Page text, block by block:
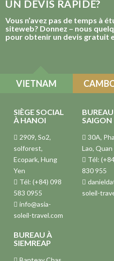
UN DEVIS RAPIDE?
Vous n’avez pas de temps à
siteweb? Donnez – nous
pour obtenir un devis gratuit
VIETNAM
SIÈGE SOCIAL
À HANOI
2909, So2,
solforest,
Ecopark, Hung
Yen
Tél: (+84) 098
583 0955
info@asia-
soleil-travel.com
SAIGON
30A,
Lao, Quan
Tél:
830 955
soleil-
BUREAU À
SIEMREAP